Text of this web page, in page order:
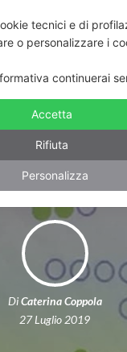
un’altra
dei
gay
DiCaterina Coppola
27 Luglio 2019
tecnici e di
o personalizzare i
continuerai
Accetta
Rifiuta
Personalizza